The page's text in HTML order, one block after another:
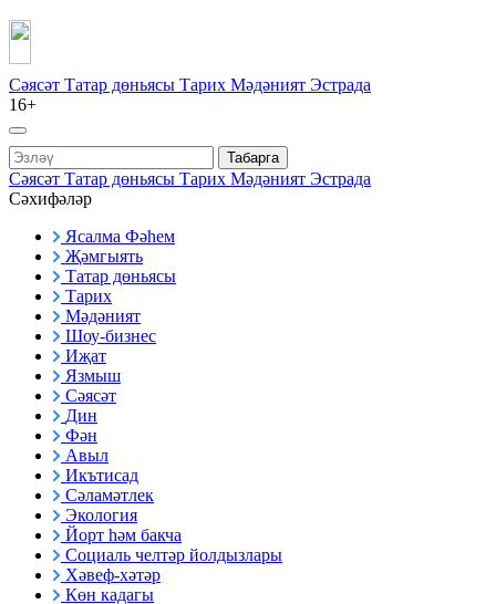
Сәясәт Татар дөньясы Тарих Мәдәният Эстрада
16+
Табарга
Сәясәт Татар дөньясы Тарих Мәдәният Эстрада
Сәхифәләр
Ясалма Фәһем
Җәмгыять
Татар дөньясы
Тарих
Мәдәният
Шоу-бизнес
Иҗат
Язмыш
Сәясәт
Дин
Фән
Авыл
Икътисад
Сәламәтлек
Экология
Йорт һәм бакча
Социаль челтәр йолдызлары
Хәвеф-хәтәр
Көн кадагы